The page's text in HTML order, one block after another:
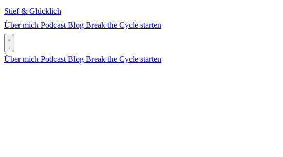
Stief & Glücklich
Über mich Podcast Blog Break the Cycle starten
Über mich Podcast Blog Break the Cycle starten